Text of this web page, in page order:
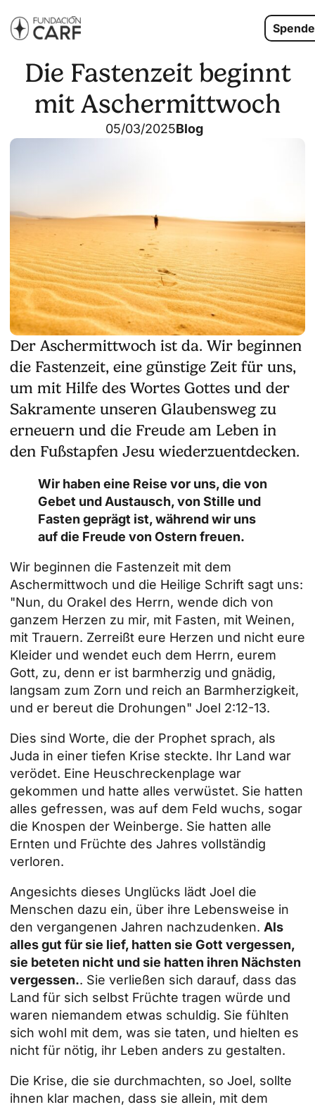
Die Fastenzeit beginnt
mit Aschermittwoch
05/03/2025Blog
Der Aschermittwoch ist da. Wir beginnen
die Fastenzeit, eine günstige Zeit für uns,
um mit Hilfe des Wortes Gottes und der
Sakramente unseren Glaubensweg zu
erneuern und die Freude am Leben in
den Fußstapfen Jesu wiederzuentdecken.
Wir haben eine Reise vor uns, die von
Gebet und Austausch, von Stille und
Fasten geprägt ist, während wir uns
auf die Freude von Ostern freuen.
Wir beginnen die Fastenzeit mit dem
Aschermittwoch und die Heilige Schrift sagt uns:
"Nun, du Orakel des Herrn, wende dich von
ganzem Herzen zu mir, mit Fasten, mit Weinen,
mit Trauern. Zerreißt eure Herzen und nicht eure
Kleider und wendet euch dem Herrn, eurem
Gott, zu, denn er ist barmherzig und gnädig,
langsam zum Zorn und reich an Barmherzigkeit,
und er bereut die Drohungen" Joel 2:12-13.
Dies sind Worte, die der Prophet sprach, als
Juda in einer tiefen Krise steckte. Ihr Land war
verödet. Eine Heuschreckenplage war
gekommen und hatte alles verwüstet. Sie hatten
alles gefressen, was auf dem Feld wuchs, sogar
die Knospen der Weinberge. Sie hatten alle
Ernten und Früchte des Jahres vollständig
verloren.
Angesichts dieses Unglücks lädt Joel die
Menschen dazu ein, über ihre Lebensweise in
den vergangenen Jahren nachzudenken. Als
alles gut für sie lief, hatten sie Gott vergessen,
sie beteten nicht und sie hatten ihren Nächsten
vergessen.. Sie verließen sich darauf, dass das
Land für sich selbst Früchte tragen würde und
waren niemandem etwas schuldig. Sie fühlten
sich wohl mit dem, was sie taten, und hielten es
nicht für nötig, ihr Leben anders zu gestalten.
Die Krise, die sie durchmachten, so Joel, sollte
ihnen klar machen, dass sie allein, mit dem